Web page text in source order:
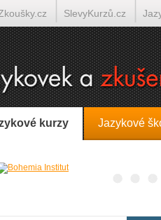
kurzy Jazykové
SlevyKurzů.cz
on-line Tlumočení-